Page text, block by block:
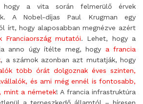
hogy a vita során felmerülő érvek
A Nobel-díjas Paul Krugman egy
írt, hogy alaposabban megnézve azért
Franciaország mutatói. Lehet, hogy a
anno úgy ítélte meg, hogy a francia
, a számok azonban azt mutatják, hogy
több órát dolgoznak éves szinten,
és ami még ennél is fontosabb,
mint a németek! A francia infrastruktúra